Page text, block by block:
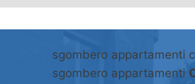
sgombero appartamenti
sgombero appartamenti